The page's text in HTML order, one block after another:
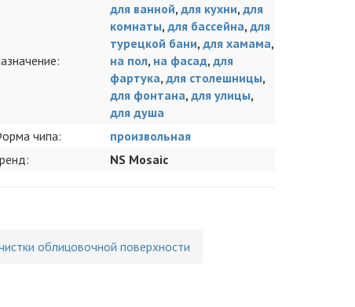
для ванной, для кухни, для
комнаты, для бассейна, для
турецкой бани, для хамама,
на пол, на фасад, для
фартука, для столешницы,
для фонтана, для улицы,
для душа
чипа:
произвольная
NS Mosaic
облицовочной поверхности